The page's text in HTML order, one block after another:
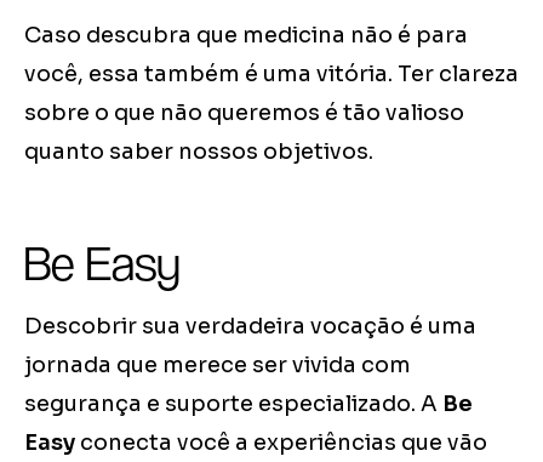
Caso descubra que medicina não é para
você, essa também é uma vitória. Ter clareza
sobre o que não queremos é tão valioso
quanto saber nossos objetivos.
Be Easy
Descobrir sua verdadeira vocação é uma
jornada que merece ser vivida com
segurança e suporte especializado. A Be
Easy conecta você a experiências que vão